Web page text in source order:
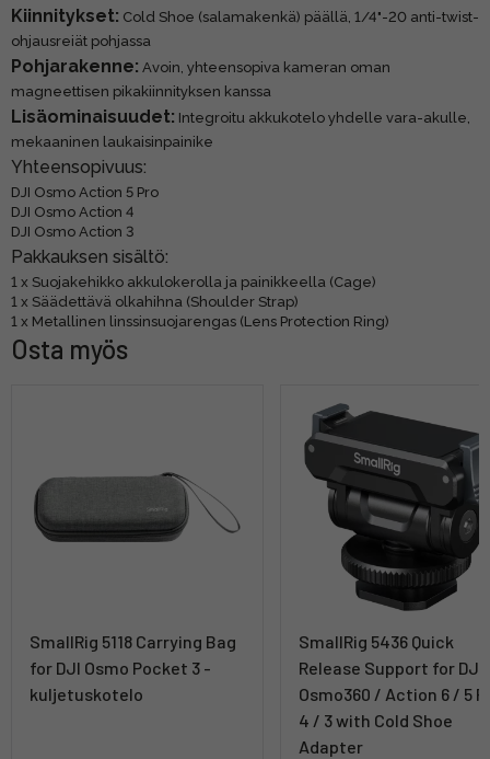
Kiinnitykset: Cold Shoe (salamakenkä) päällä, 1/4"-20 anti-twist-
ohjausreiät pohjassa
Pohjarakenne: Avoin, yhteensopiva kameran oman
magneettisen pikakiinnityksen kanssa
Lisäominaisuudet: Integroitu akkukotelo yhdelle vara-akulle,
mekaaninen laukaisinpainike
Yhteensopivuus:
DJI Osmo Action 5 Pro
DJI Osmo Action 4
DJI Osmo Action 3
Pakkauksen sisältö:
1 x Suojakehikko akkulokerolla ja painikkeella (Cage)
1 x Säädettävä olkahihna (Shoulder Strap)
1 x Metallinen linssinsuojarengas (Lens Protection Ring)
Osta myös
SmallRig 5118 Carrying Bag
for DJI Osmo Pocket 3 -
kuljetuskotelo
SmallRig 5436 Quick
Release Support for DJI
Osmo360 / Action 6 / 5
4 / 3 with Cold Shoe
Adapter